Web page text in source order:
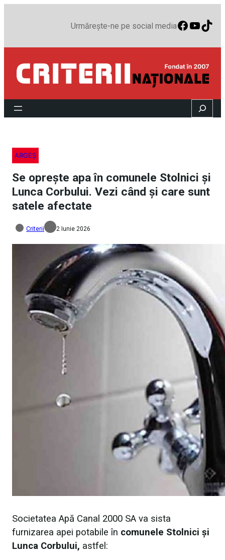
Urmărește-ne pe social media
Search
ARGEȘ
Se oprește apa în comunele Stolnici și
Lunca Corbului. Vezi când și care sunt
satele afectate
Criterii 2 Iunie 2026
Societatea Apă Canal 2000 SA va sista
furnizarea apei potabile în comunele Stolnici și
Lunca Corbului, astfel: